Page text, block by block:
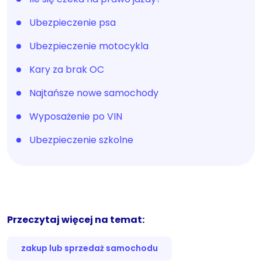
Ubezpieczenie psa
Ubezpieczenie motocykla
Kary za brak OC
Najtańsze nowe samochody
Wyposażenie po VIN
Ubezpieczenie szkolne
Przeczytaj więcej na temat:
zakup lub sprzedaż samochodu